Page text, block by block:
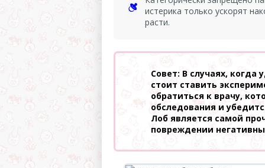
истерика только ускорят
расти.
Совет: В случаях, когда
стоит ставить
обратиться к врачу,
обследования и
Лоб является самой
повреждении